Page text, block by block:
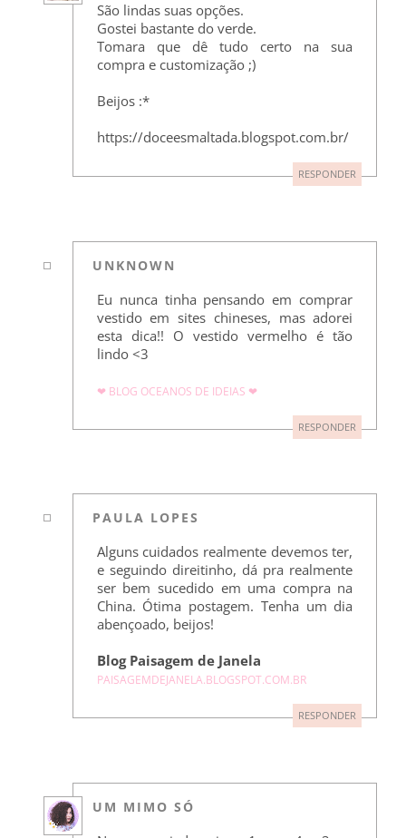
São lindas suas opções.
Gostei bastante do verde.
Tomara que dê tudo certo na sua
compra e customização ;)
Beijos :*
https://doceesmaltada.blogspot.com.br/
RESPONDER
UNKNOWN
Eu nunca tinha pensando em comprar
vestido em sites chineses, mas adorei
esta dica!! O vestido vermelho é tão
lindo <3
❤ BLOG OCEANOS DE IDEIAS ❤
RESPONDER
PAULA LOPES
Alguns cuidados realmente devemos ter,
e seguindo direitinho, dá pra realmente
ser bem sucedido em uma compra na
China. Ótima postagem. Tenha um dia
abençoado, beijos!
Blog Paisagem de Janela
PAISAGEMDEJANELA.BLOGSPOT.COM.BR
RESPONDER
UM MIMO SÓ